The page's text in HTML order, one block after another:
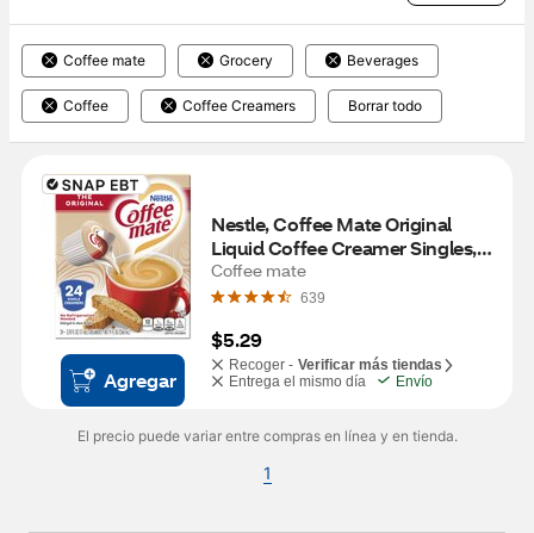
Coffee mate Grocery Beverages
Coffee Coffee Creamers Borrar todo
Agregar
Nestle, Coffee Mate Original
Liquid Coffee Creamer Singles,
24 Count
Coffee mate
639
$5.29
Recoger - Verificar más tiendas
Entrega el mismo día
Envío
El precio puede variar entre compras en línea y en tienda.
1